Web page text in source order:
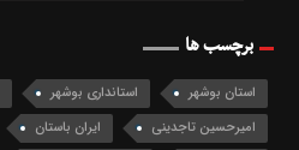
برچسب ها
استان بوشهر استانداری بوشهر
امیرحسین تاجدینی
ایران باستان